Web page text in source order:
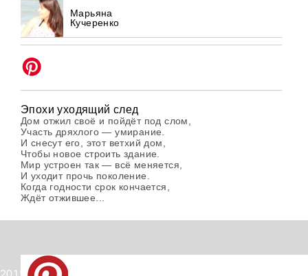
Марьяна
Кучеренко
Эпохи уходящий след
Дом отжил своё и пойдёт под слом,
Участь дряхлого — умирание.
И снесут его, этот ветхий дом,
Чтобы новое строить здание.
Мир устроен так — всё меняется,
И уходит прочь поколение.
Когда годности срок кончается,
Ждёт отжившее...